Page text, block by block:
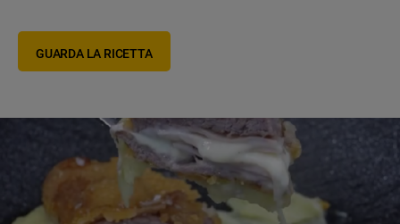
GUARDA LA RICETTA